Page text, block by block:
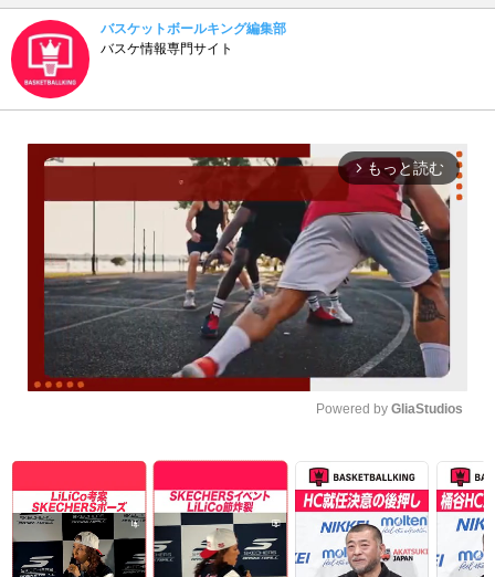
バスケットボールキング編集部
バスケ情報専門サイト
arrow_forward_ios もっと読む
Powered by GliaStudios